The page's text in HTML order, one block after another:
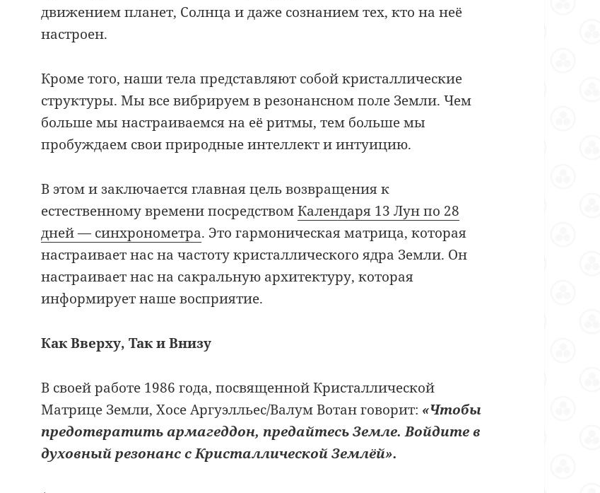
движением планет, Солнца и даже сознанием тех, кто на неё
настроен.
Кроме того, наши тела представляют собой кристаллические
структуры. Мы все вибрируем в резонансном поле Земли. Чем
больше мы настраиваемся на её ритмы, тем больше мы
пробуждаем свои природные интеллект и интуицию.
В этом и заключается главная цель возвращения к
естественному времени посредствомКалендаря 13 Лун по 28
дней — синхронометра. Это гармоническая матрица, которая
настраивает нас на частоту кристаллического ядра Земли. Он
настраивает нас на сакральную архитектуру, которая
информирует наше восприятие.
Как Вверху, Так и Внизу
В своей работе 1986 года, посвященной Кристаллической
Матрице Земли, Хосе Аргуэлльес/Валум Вотан говорит: «Чтобы
предотвратить армагеддон, предайтесь Земле. Войдите в
духовный резонанс с Кристаллической Землёй».